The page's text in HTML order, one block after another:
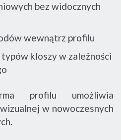
bez widocznych
wewnątrz profilu
kloszy w zależności
profilu umożliwia
w nowoczesnych